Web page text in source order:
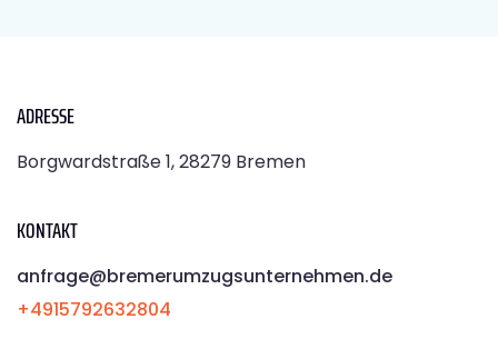
ADRESSE
Borgwardstraße 1, 28279 Bremen
KONTAKT
anfrage@bremerumzugsunternehmen.de
+4915792632804